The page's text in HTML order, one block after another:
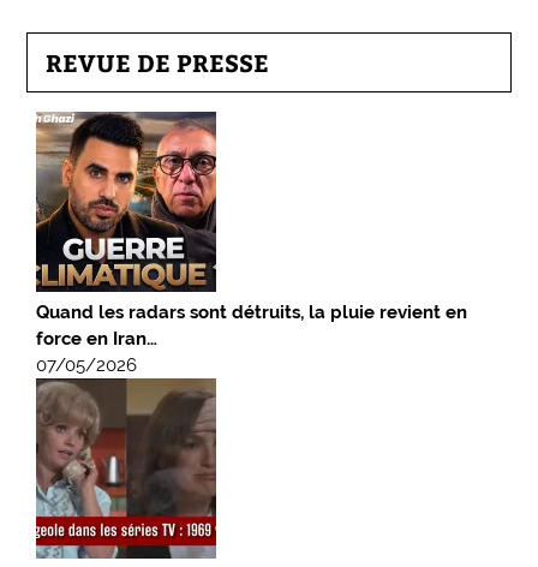
REVUE DE PRESSE
Quand les radars sont détruits, la pluie revient en
force en Iran…
07/05/2026